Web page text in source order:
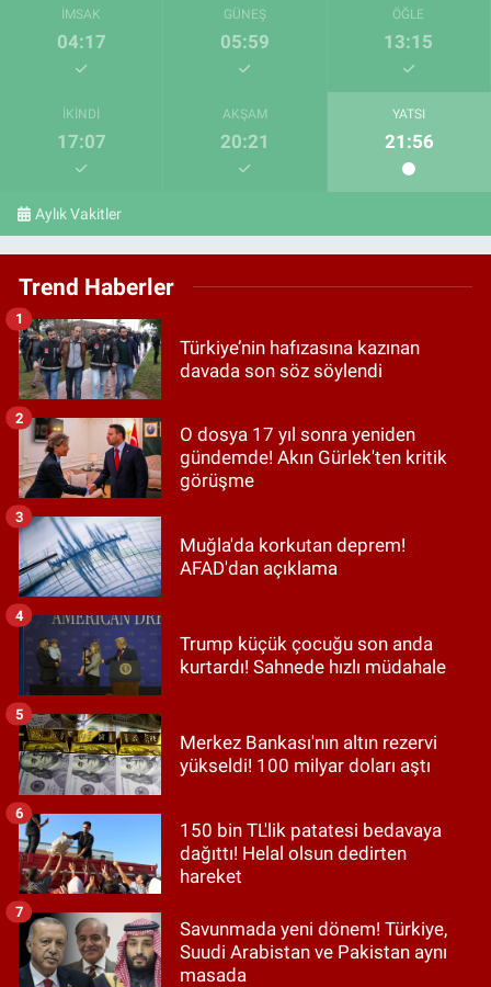
İMSAK
04:17
GÜNEŞ
05:59
ÖĞLE
13:15
İKINDI
17:07
AKŞAM
20:21
YATSI
21:56
Aylık Vakitler
Trend Haberler
Türkiye’nin hafızasına kazınan
davada son söz söylendi
1
O dosya 17 yıl sonra yeniden
gündemde! Akın Gürlek'ten kritik
görüşme
2
Muğla'da korkutan deprem!
AFAD'dan açıklama
3
Trump küçük çocuğu son anda
kurtardı! Sahnede hızlı müdahale
4
Merkez Bankası'nın altın rezervi
yükseldi! 100 milyar doları aştı
5
150 bin TL'lik patatesi bedavaya
dağıttı! Helal olsun dedirten
hareket
6
Savunmada yeni dönem! Türkiye,
Suudi Arabistan ve Pakistan aynı
masada
7